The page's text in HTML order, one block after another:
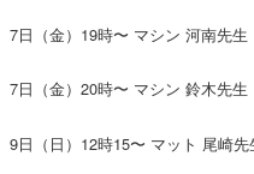
7日（金）19時〜 マシン 河南先生
7日（金）20時〜 マシン 鈴木先生
9日（日）12時15〜 マット 尾崎先